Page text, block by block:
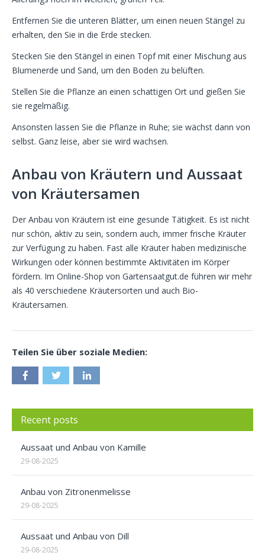
Entfernen Sie die unteren Blätter, um einen neuen Stängel zu
erhalten, den Sie in die Erde stecken.
Stecken Sie den Stängel in einen Topf mit einer Mischung aus
Blumenerde und Sand, um den Boden zu belüften.
Stellen Sie die Pflanze an einen schattigen Ort und gießen Sie
sie regelmäßig.
Ansonsten lassen Sie die Pflanze in Ruhe; sie wächst dann von
selbst. Ganz leise, aber sie wird wachsen.
Anbau von Kräutern und Aussaat
von Kräutersamen
Der Anbau von Kräutern ist eine gesunde Tätigkeit. Es ist nicht
nur schön, aktiv zu sein, sondern auch, immer frische Kräuter
zur Verfügung zu haben. Fast alle Kräuter haben medizinische
Wirkungen oder können bestimmte Aktivitäten im Körper
fördern. Im Online-Shop von Gartensaatgut.de führen wir mehr
als 40 verschiedene Kräutersorten und auch Bio-
Kräutersamen.
Teilen Sie über soziale Medien:
Recent posts
Aussaat und Anbau von Kamille
29-08-2025
Anbau von Zitronenmelisse
29-08-2025
Aussaat und Anbau von Dill
29-08-2025